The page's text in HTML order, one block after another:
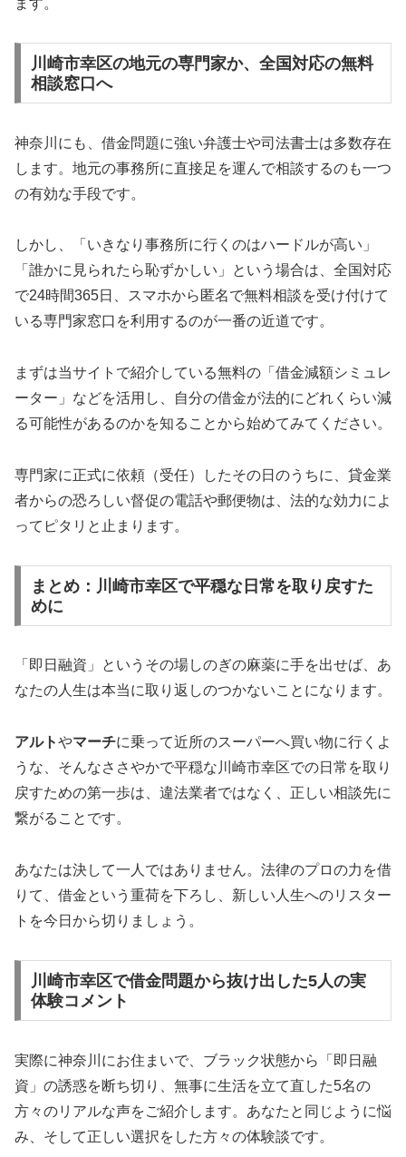
ます。
川崎市幸区の地元の専門家か、全国対応の無料
相談窓口へ
神奈川にも、借金問題に強い弁護士や司法書士は多数存在
します。地元の事務所に直接足を運んで相談するのも一つ
の有効な手段です。
しかし、「いきなり事務所に行くのはハードルが高い」
「誰かに見られたら恥ずかしい」という場合は、全国対応
で24時間365日、スマホから匿名で無料相談を受け付けて
いる専門家窓口を利用するのが一番の近道です。
まずは当サイトで紹介している無料の「借金減額シミュレ
ーター」などを活用し、自分の借金が法的にどれくらい減
る可能性があるのかを知ることから始めてみてください。
専門家に正式に依頼（受任）したその日のうちに、貸金業
者からの恐ろしい督促の電話や郵便物は、法的な効力によ
ってピタリと止まります。
まとめ：川崎市幸区で平穏な日常を取り戻すた
めに
「即日融資」というその場しのぎの麻薬に手を出せば、あ
なたの人生は本当に取り返しのつかないことになります。
アルトやマーチに乗って近所のスーパーへ買い物に行くよ
うな、そんなささやかで平穏な川崎市幸区での日常を取り
戻すための第一歩は、違法業者ではなく、正しい相談先に
繋がることです。
あなたは決して一人ではありません。法律のプロの力を借
りて、借金という重荷を下ろし、新しい人生へのリスター
トを今日から切りましょう。
川崎市幸区で借金問題から抜け出した5人の実
体験コメント
実際に神奈川にお住まいで、ブラック状態から「即日融
資」の誘惑を断ち切り、無事に生活を立て直した5名の
方々のリアルな声をご紹介します。あなたと同じように悩
み、そして正しい選択をした方々の体験談です。